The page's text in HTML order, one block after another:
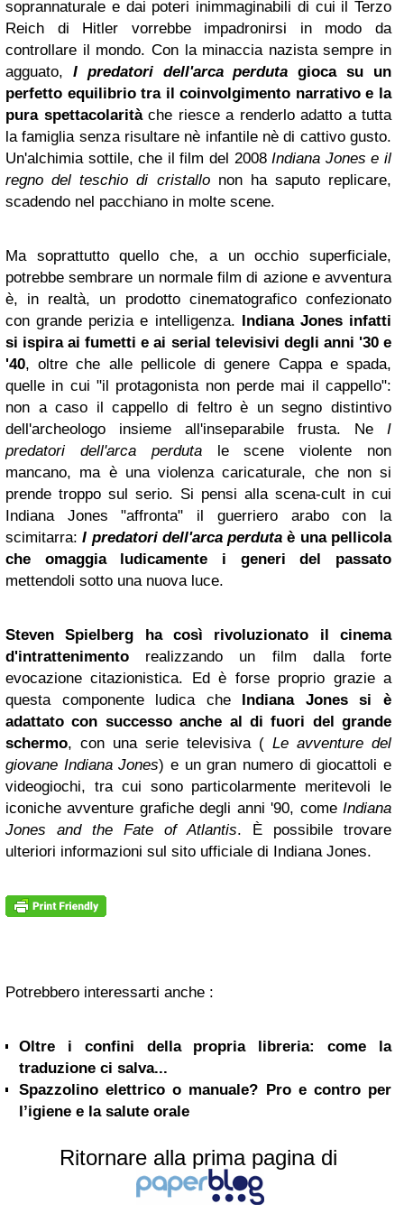
soprannaturale e dai poteri inimmaginabili di cui il Terzo
Reich di Hitler vorrebbe impadronirsi in modo da
controllare il mondo. Con la minaccia nazista sempre in
agguato, I predatori dell'arca perduta gioca su un
perfetto equilibrio tra il coinvolgimento narrativo e la
pura spettacolaritàche riesce a renderlo adatto a tutta
la famiglia senza risultare nè infantile nè di cattivo gusto.
Un'alchimia sottile, che il film del 2008Indiana Jones e il
regno del teschio di cristallonon ha saputo replicare,
scadendo nel pacchiano in molte scene.
Ma soprattutto quello che, a un occhio superficiale,
potrebbe sembrare un normale film di azione e avventura
è, in realtà, un prodotto cinematografico confezionato
con grande perizia e intelligenza. Indiana Jones infatti
si ispira ai fumetti e ai serial televisivi degli anni '30 e
'40, oltre che alle pellicole di genere Cappa e spada,
quelle in cui "il protagonista non perde mai il cappello":
non a caso il cappello di feltro è un segno distintivo
dell'archeologo insieme all'inseparabile frusta. Ne I
predatori dell'arca perdutale scene violente non
mancano, ma è una violenza caricaturale, che non si
prende troppo sul serio. Si pensi alla scena-cult in cui
Indiana Jones "affronta" il guerriero arabo con la
scimitarra:I predatori dell'arca perduta è una pellicola
che omaggia ludicamente i generi del passato
mettendoli sotto una nuova luce.
Steven Spielberg ha così rivoluzionato il cinema
d'intrattenimento realizzando un film dalla forte
evocazione citazionistica. Ed è forse proprio grazie a
questa componente ludica che Indiana Jones si è
adattato con successo anche al di fuori del grande
schermo, con una serie televisiva ( Le avventure del
giovane Indiana Jones) e un gran numero di giocattoli e
videogiochi, tra cui sono particolarmente meritevoli le
iconiche avventure grafiche degli anni '90, come Indiana
Jones and the Fate of Atlantis. È possibile trovare
ulteriori informazioni sul sito ufficiale di Indiana Jones.
Potrebbero interessarti anche :
Oltre i confini della propria libreria: come la
traduzione ci salva...
Spazzolino elettrico o manuale? Pro e contro per
l’igiene e la salute orale
Ritornare alla prima pagina di